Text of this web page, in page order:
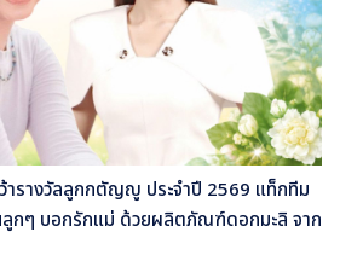
ารางวัลลูกกตัญญู ประจำปี 2569 แท็กทีม
ลูกๆ บอกรักแม่ ด้วยผลิตภัณฑ์ดอกมะลิ จาก